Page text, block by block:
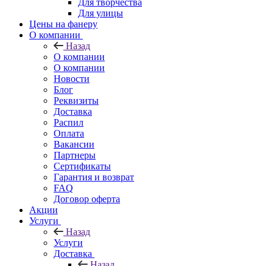
Для творчества
Для улицы
Цены на фанеру
О компании
Назад
О компании
О компании
Новости
Блог
Реквизиты
Доставка
Распил
Оплата
Вакансии
Партнеры
Сертификаты
Гарантия и возврат
FAQ
Договор оферта
Акции
Услуги
Назад
Услуги
Доставка